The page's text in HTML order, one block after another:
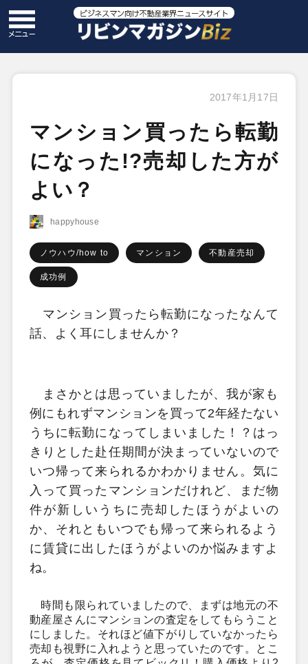
2017年1月17日
マンション買ったら転勤
になった!?売却した方が
よい？
happyhouse
ノウハウ/how to マンション 不動産売却
成功例
マンション買ったら転勤になったなんて
話、よく耳にしませんか？
まさかとは思っていましたが、 我が家も
例にもれずマンションを買って2年経たない
うちに転勤になってしまいました！？ はっ
きりとした赴任期間が決まっていないので
いつ帰って来られるかわかりません。 気に
入って買ったマンションだけれど、まだ物
件が新しいうちに売却したほうがよいの
か、 それともいつでも帰って来られるよう
に賃貸に出したほうがよいのか悩みますよ
ね。
時間も限られていましたので、まずは地元の不
動産屋さんにマンションの査定をしてもらうこと
にしました。それほど値下がりしていなかったら
売却も視野に入れようと思っていたのです。 とこ